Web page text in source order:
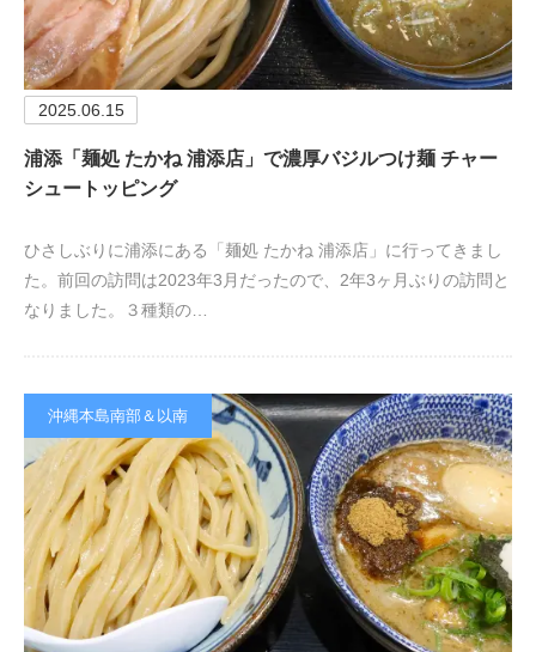
2025.06.15
浦添「麺処 たかね 浦添店」で濃厚バジルつけ麺 チャー
シュートッピング
ひさしぶりに浦添にある「麺処 たかね 浦添店」に行ってきまし
た。前回の訪問は2023年3月だったので、2年3ヶ月ぶりの訪問と
なりました。３種類の…
沖縄本島南部＆以南